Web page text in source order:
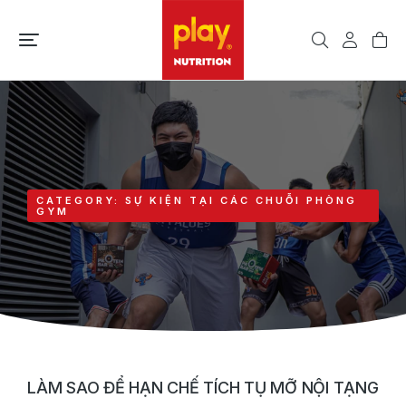
CATEGORY: SỰ KIỆN TẠI CÁC CHUỖI PHÒNG
GYM
LÀM SAO ĐỂ HẠN CHẾ TÍCH TỤ MỠ NỘI TẠNG